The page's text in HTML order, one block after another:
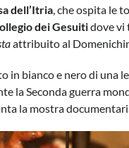
dell’Itria , che ospita le
dei Gesuitidove vi
attribuito al
in bianco e nero di una
la Seconda guerra
la mostra